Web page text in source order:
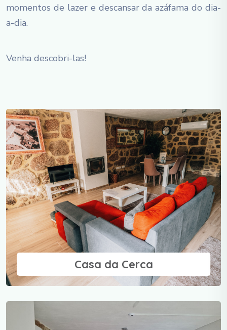
momentos de lazer e descansar da azáfama do dia-
a-dia.
Venha descobri-las!
Casa da Cerca